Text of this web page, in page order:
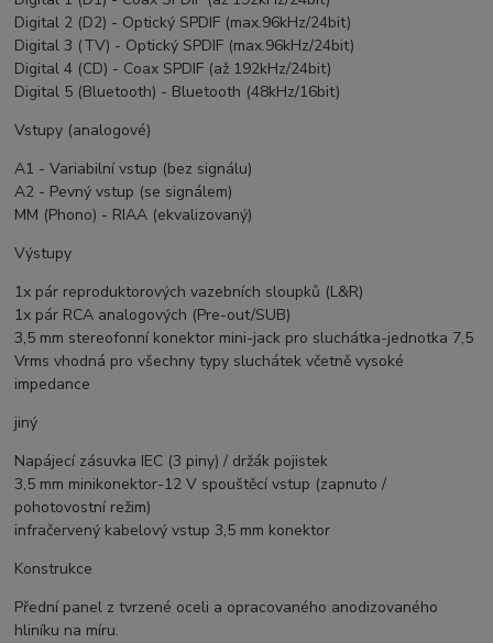
Digital 2 (D2) - Optický SPDIF (max.96kHz/24bit)
Digital 3 (TV) - Optický SPDIF (max.96kHz/24bit)
Digital 4 (CD) - Coax SPDIF (až 192kHz/24bit)
Digital 5 (Bluetooth) - Bluetooth (48kHz/16bit)
Vstupy (analogové)
A1 - Variabilní vstup (bez signálu)
A2 - Pevný vstup (se signálem)
MM (Phono) - RIAA (ekvalizovaný)
Výstupy
1x pár reproduktorových vazebních sloupků (L&R)
1x pár RCA analogových (Pre-out/SUB)
3,5 mm stereofonní konektor mini-jack pro sluchátka-jednotka 7,5
Vrms vhodná pro všechny typy sluchátek včetně vysoké
impedance
jiný
Napájecí zásuvka IEC (3 piny) / držák pojistek
3,5 mm minikonektor-12 V spouštěcí vstup (zapnuto /
pohotovostní režim)
infračervený kabelový vstup 3,5 mm konektor
Konstrukce
Přední panel z tvrzené oceli a opracovaného anodizovaného
hliníku na míru.